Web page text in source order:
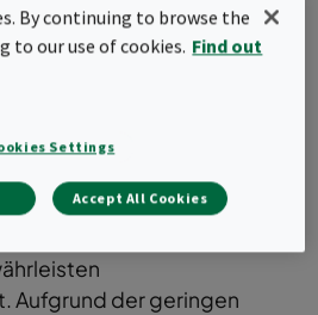
Anwendungen mit sehr
bis 350 ºC (bspw.
spezieller
Aufgrund der geringen
By continuing to browse the
to our use of cookies. Find out
Settings
Accept All Cookies